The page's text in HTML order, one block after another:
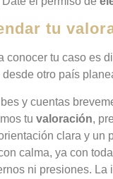
tu
conocer tu caso es
otro país
y cuentas
tu valoración,
clara y un
calma, ya con
ni presiones.